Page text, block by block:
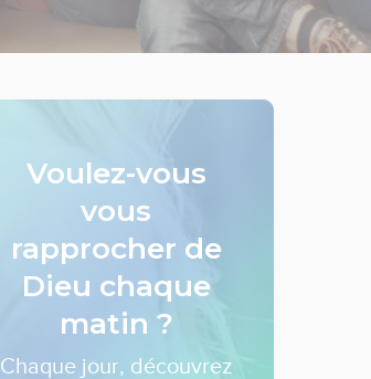
Voulez-vous
vous
rapprocher de
Dieu chaque
matin ?
Chaque jour, découvrez